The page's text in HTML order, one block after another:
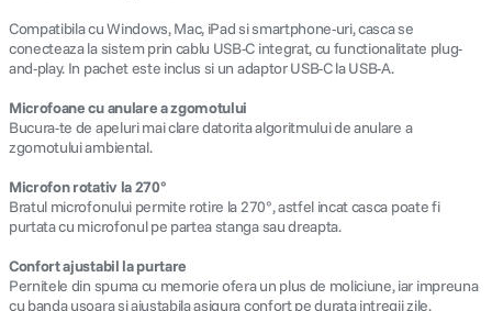
Compatibila cu Windows, Mac, iPad si smartphone-uri, casca se
conecteaza la sistem prin cablu USB-C integrat, cu functionalitate plug-
and-play. In pachet este inclus si un adaptor USB-C la USB-A.
Microfoane cu anulare a zgomotului
Bucura-te de apeluri mai clare datorita algoritmului de anulare a
zgomotului ambiental.
Microfon rotativ la 270°
Bratul microfonului permite rotire la 270°, astfel incat casca poate fi
purtata cu microfonul pe partea stanga sau dreapta.
Confort ajustabil la purtare
Pernitele din spuma cu memorie ofera un plus de moliciune, iar impreuna
cu banda usoara si ajustabila asigura confort pe durata intregii zile.